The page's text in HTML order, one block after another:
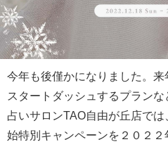
今年も後僅かになりました。
スタートダッシュするプラン
占いサロンTAO自由が丘店で
始特別キャンペーンを２０２２